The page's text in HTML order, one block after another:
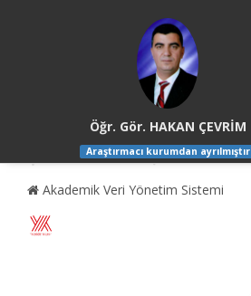
Öğr. Gör. HAKAN ÇEVRİM
Araştırmacı kurumdan ayrılmıştır
Akademik Veri Yönetim Sistemi